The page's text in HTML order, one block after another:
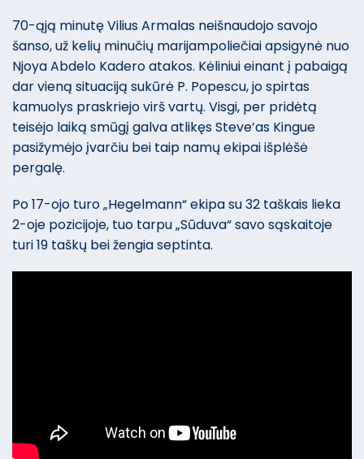
70-ąją minutę Vilius Armalas neišnaudojo savojo
šanso, už kelių minučių marijampoliečiai apsigynė nuo
Njoya Abdelo Kadero atakos. Kėliniui einant į pabaigą
dar vieną situaciją sukūrė P. Popescu, jo spirtas
kamuolys praskriejo virš vartų. Visgi, per pridėtą
teisėjo laiką smūgį galva atlikęs Steve’as Kingue
pasižymėjo įvarčiu bei taip namų ekipai išplėšė
pergalę.
Po 17-ojo turo „Hegelmann“ ekipa su 32 taškais lieka
2-oje pozicijoje, tuo tarpu „Sūduva“ savo sąskaitoje
turi 19 taškų bei žengia septinta.